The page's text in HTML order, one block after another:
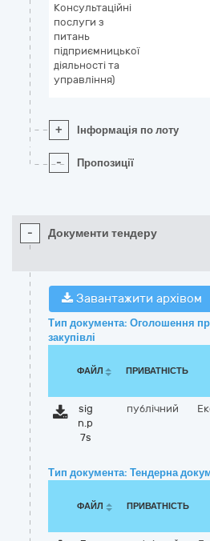
Консультаційні
послуги з
питань
підприємницької
діяльності та
управління)
+ Інформація по лоту
- Пропозиції
- Документи тендеру
Завантажити архівом
Тип документа: Оголошення
закупівлі
ФАЙЛ ПРИВАТНІСТЬ
sig
n.p
7s
публічний
Тип документа: Тендерна
ФАЙЛ ПРИВАТНІСТЬ